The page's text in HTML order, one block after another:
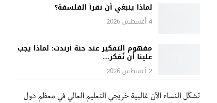
لماذا ينبغي أن نقرأ الفلسفة؟
4 أغسطس 2026
مفهوم التفكير عند حنة أرندت: لماذا يجب
علينا أن نُفكر…
2 أغسطس 2026
تشكّل النساء الآن غالبية خريجي التعليم العالي في معظم دول